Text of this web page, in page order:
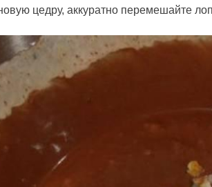
цедру, аккуратно перемешайте